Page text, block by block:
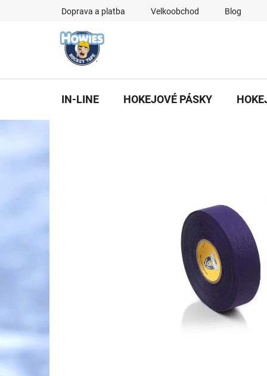
Doprava a platba Velkoobchod Blog
IN-LINE HOKEJOVÉ PÁSKY